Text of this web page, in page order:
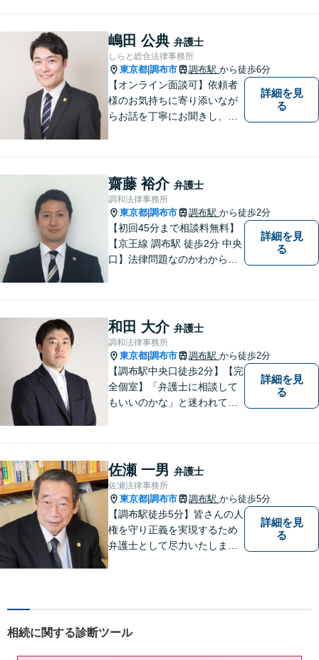
嶋田 公典 弁護士
しらと総合法律事務所
東京都 調布市 調布駅 から徒歩6分
【オンライン面談可】依頼者
様のお気持ちに寄り添いなが
らお話を丁寧にお聞きし、分
詳細を見
る
齋藤 裕介 弁護士
調和法律事務所
東京都 調布市 調布駅 から徒歩2分
【初回45分まで相談料無料】
【京王線 調布駅 徒歩2分 中央
口】法律問題なのかわからな
能です。 おひとりで悩まず、
まずはご相談ください。
詳細を見
る
和田 大介 弁護士
調和法律事務所
東京都 調布市 調布駅 から徒歩2分
【調布駅中央口徒歩2分】【完
全個室】「弁護士に相談して
もいいのかな」と迷われてい
安」を「安心」に変えられる
よう尽力いたします。
詳細を見
る
佐瀬 一男 弁護士
佐瀬法律事務所
東京都 調布市 調布駅 から徒歩5分
【調布駅徒歩5分】皆さんの人
権を守り正義を実現するため
弁護士として尽力いたしま
詳細を見
る
相続に関する診断ツール